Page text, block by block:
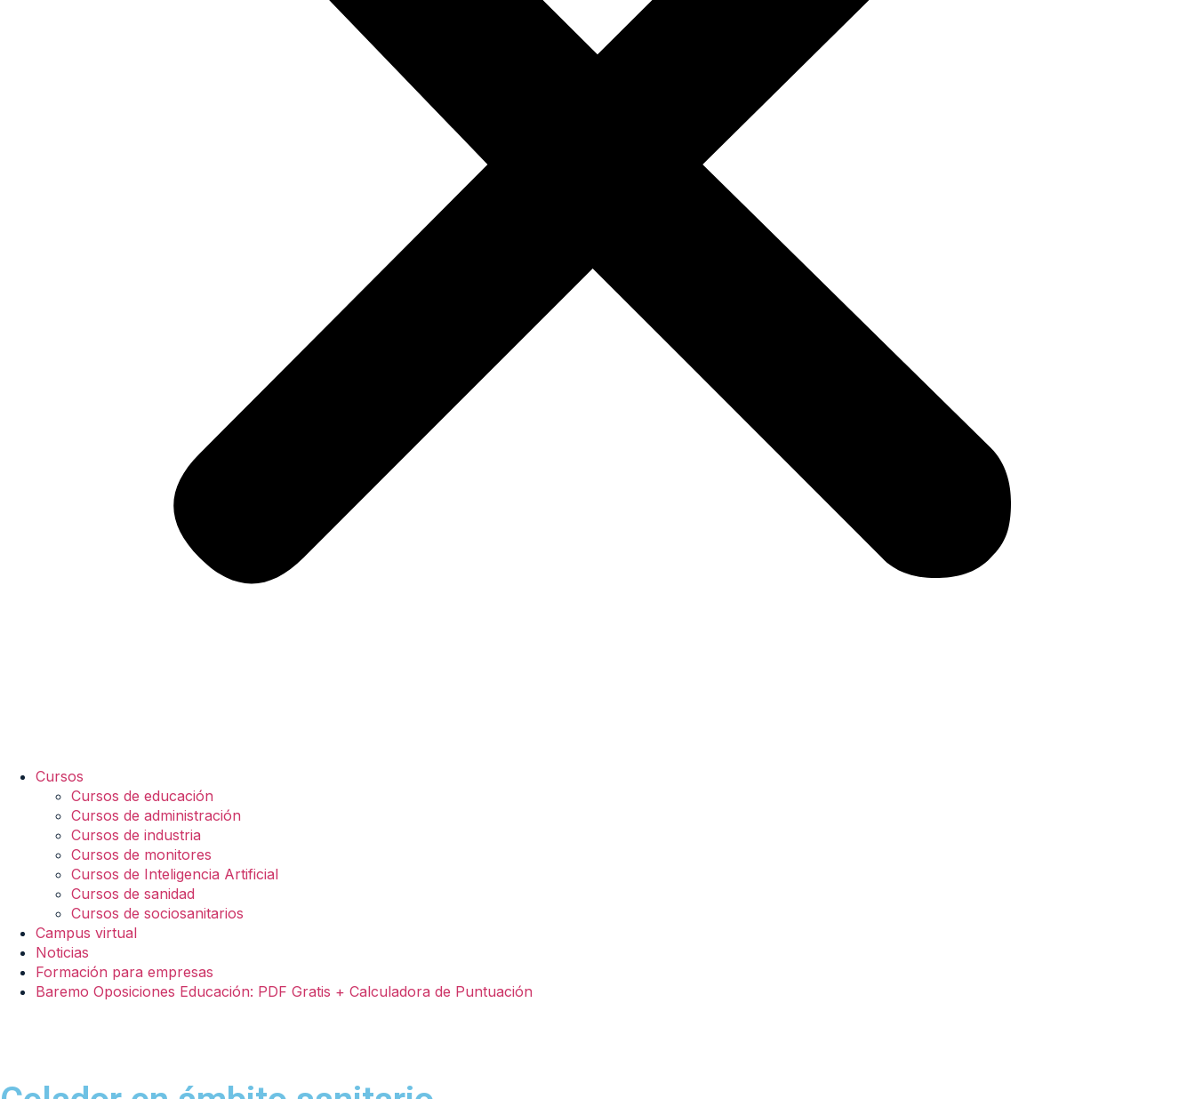
Cursos
Cursos de educación
Cursos de administración
Cursos de industria
Cursos de monitores
Cursos de Inteligencia Artificial
Cursos de sanidad
Cursos de sociosanitarios
Campus virtual
Noticias
Formación para empresas
Baremo Oposiciones Educación: PDF Gratis + Calculadora de Puntuación